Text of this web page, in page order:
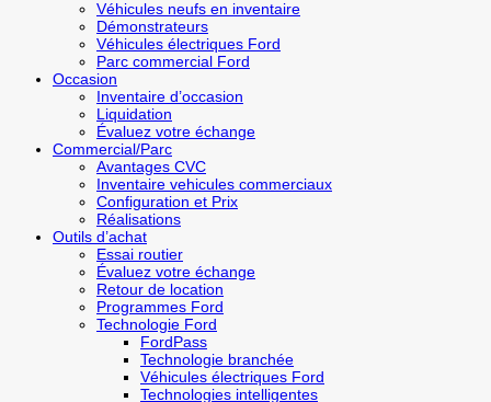
Véhicules neufs en inventaire
Démonstrateurs
Véhicules électriques Ford
Parc commercial Ford
Occasion
Inventaire d’occasion
Liquidation
Évaluez votre échange
Commercial/Parc
Avantages CVC
Inventaire vehicules commerciaux
Configuration et Prix
Réalisations
Outils d’achat
Essai routier
Évaluez votre échange
Retour de location
Programmes Ford
Technologie Ford
FordPass
Technologie branchée
Véhicules électriques Ford
Technologies intelligentes